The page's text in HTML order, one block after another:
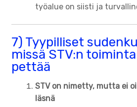
työalue on siisti ja
7) Tyypilliset
missä STV:n
pettää
STV on nimetty, mutta ei
läsnä